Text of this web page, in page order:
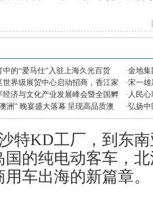
中的“爱马仕”入驻上海久光百货 ·金地集
磅优惠
世界级展贸中心启动招商，香江家
材家居业“东方米兰展”
·宋一雄
生逆袭
经济与文化产业发展峰会暨全国孵
度盛典圆满收官
· 人民
洲” 晚宴盛大落幕 呈现高品质澳
·弘扬中
滋补节
特KD工厂，到东
国的纯电动客车，
车出海的新篇章。